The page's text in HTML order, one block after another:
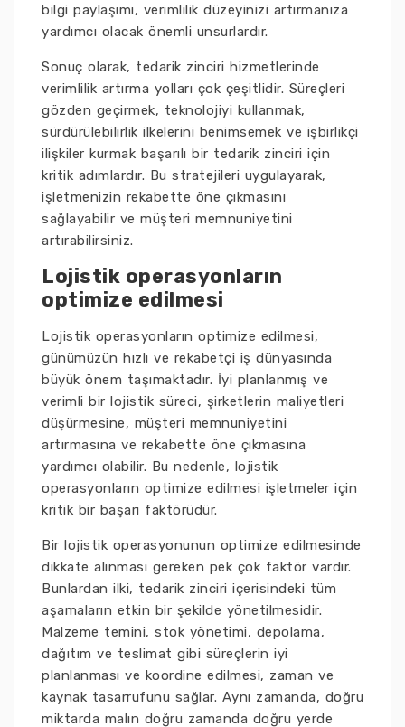
bilgi paylaşımı, verimlilik düzeyinizi artırmanıza
yardımcı olacak önemli unsurlardır.
Sonuç olarak, tedarik zinciri hizmetlerinde
verimlilik artırma yolları çok çeşitlidir. Süreçleri
gözden geçirmek, teknolojiyi kullanmak,
sürdürülebilirlik ilkelerini benimsemek ve işbirlikçi
ilişkiler kurmak başarılı bir tedarik zinciri için
kritik adımlardır. Bu stratejileri uygulayarak,
işletmenizin rekabette öne çıkmasını
sağlayabilir ve müşteri memnuniyetini
artırabilirsiniz.
Lojistik operasyonların
optimize edilmesi
Lojistik operasyonların optimize edilmesi,
günümüzün hızlı ve rekabetçi iş dünyasında
büyük önem taşımaktadır. İyi planlanmış ve
verimli bir lojistik süreci, şirketlerin maliyetleri
düşürmesine, müşteri memnuniyetini
artırmasına ve rekabette öne çıkmasına
yardımcı olabilir. Bu nedenle, lojistik
operasyonların optimize edilmesi işletmeler için
kritik bir başarı faktörüdür.
Bir lojistik operasyonunun optimize edilmesinde
dikkate alınması gereken pek çok faktör vardır.
Bunlardan ilki, tedarik zinciri içerisindeki tüm
aşamaların etkin bir şekilde yönetilmesidir.
Malzeme temini, stok yönetimi, depolama,
dağıtım ve teslimat gibi süreçlerin iyi
planlanması ve koordine edilmesi, zaman ve
kaynak tasarrufunu sağlar. Aynı zamanda, doğru
miktarda malın doğru zamanda doğru yerde